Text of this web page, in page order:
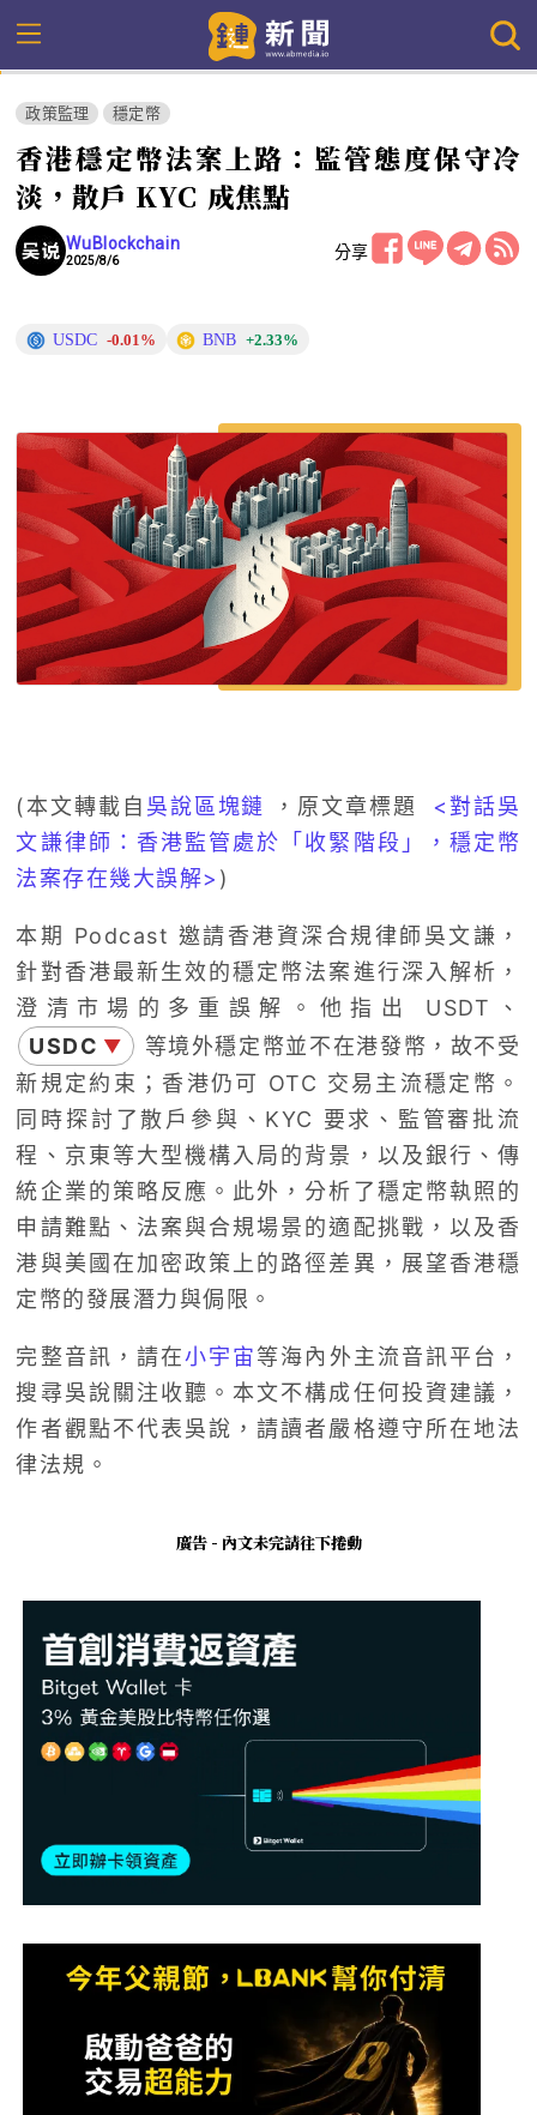
政策監理 穩定幣
香港穩定幣法案上路：監管態度保守冷
淡，散戶 KYC 成焦點
WuBlockchain
2025/8/6 分享
USDC -0.01% BNB +2.33%
(本文轉載自 吳說區塊鏈 ，原文章標題 <對話吳
文謙律師：香港監管處於「收緊階段」，穩定幣
法案存在幾大誤解> )
本期 Podcast 邀請香港資深合規律師吳文謙，
針對香港最新生效的穩定幣法案進行深入解析，
澄清市場的多重誤解。他指出 USDT、
USDC ▼
等境外穩定幣並不在港發幣，故不受
新規定約束；香港仍可 OTC 交易主流穩定幣。
同時探討了散戶參與、KYC 要求、監管審批流
程、京東等大型機構入局的背景，以及銀行、傳
統企業的策略反應。此外，分析了穩定幣執照的
申請難點、法案與合規場景的適配挑戰，以及香
港與美國在加密政策上的路徑差異，展望香港穩
定幣的發展潛力與侷限。
完整音訊，請在小宇宙等海內外主流音訊平台，
搜尋吳說關注收聽。本文不構成任何投資建議，
作者觀點不代表吳說，請讀者嚴格遵守所在地法
律法規。
廣告 - 內文未完請往下捲動